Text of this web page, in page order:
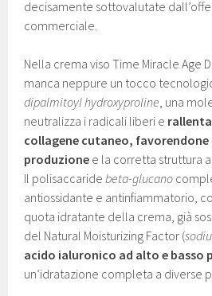
decisamente sottovalutate
commerciale.
Nella crema viso Time Miracle Age
manca neppure un tocco
dipalmitoyl hydroxyproline, una
neutralizza i radicali liberi e
collagene cutaneo,
produzione e la corretta struttura
Il polisaccaridebeta-glucano
antiossidante e antinfiammatorio,
quota idratante della crema, già
del Natural Moisturizing Factor (
acido ialuronico ad alto e basso
un’idratazione completa a diverse